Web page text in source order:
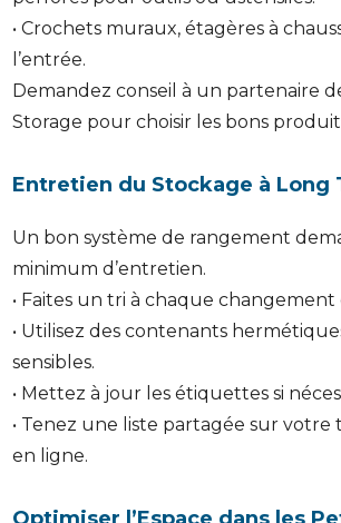
• Crochets muraux, étagères à
l’entrée.
Demandez conseil à un partenaire
Storage pour choisir les bons
Entretien du Stockage à Long
Un bon système de rangement
minimum d’entretien.
• Faites un tri à chaque changement
• Utilisez des contenants
sensibles.
• Mettez à jour les étiquettes si
• Tenez une liste partagée sur
en ligne.